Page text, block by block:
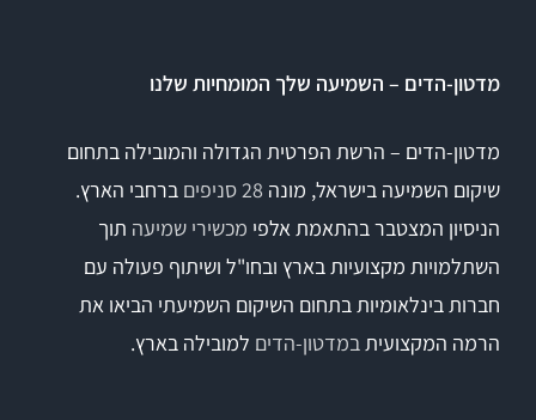
מדטון-הדים – השמיעה שלך המומחיות שלנו
מדטון-הדים – הרשת הפרטית הגדולה והמובילה בתחום
שיקום השמיעה בישראל, מונה 28 סניפים
ברחבי הארץ.
הניסיון המצטבר בהתאמת אלפי מכשירי שמיעה תוך
השתלמויות מקצועיות בארץ ובחו"ל ושיתוף פעולה עם
חברות בינלאומיות בתחום השיקום השמיעתי הביאו את
הרמה המקצועית במדטון-הדים למובילה בארץ.